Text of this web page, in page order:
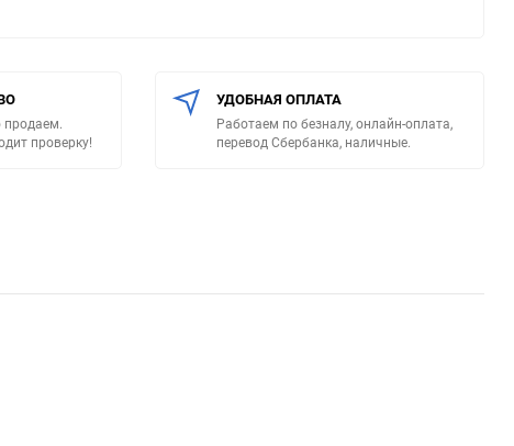
продаем.
проверку!
УДОБНАЯ ОПЛАТА
Работаем по безналу, онлайн-оплата,
перевод Сбербанка, наличные.